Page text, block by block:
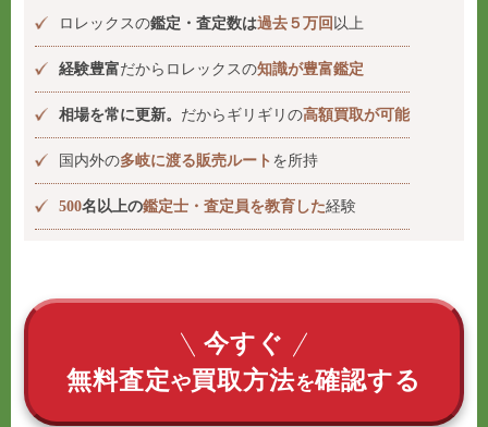
ロレックスの鑑定・査定数は過去５万回 以上
経験豊富だからロレックスの知識が豊富鑑定
相場を常に更新。 だからギリギリの高額買取が可能
国内外の多岐に渡る販売ルート を所持
500名以上の鑑定士・査定員を教育した経験
今すぐ
無料査定や買取方法を確認する